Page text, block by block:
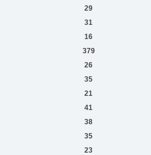
29
31
16
379
26
35
21
41
38
35
23